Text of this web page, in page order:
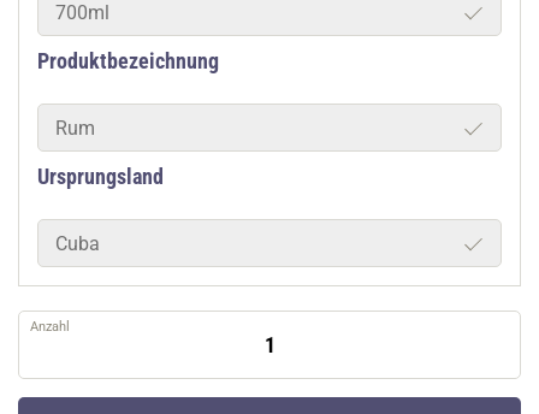
700ml
Produktbezeichnung
Rum
Ursprungsland
Cuba
Anzahl